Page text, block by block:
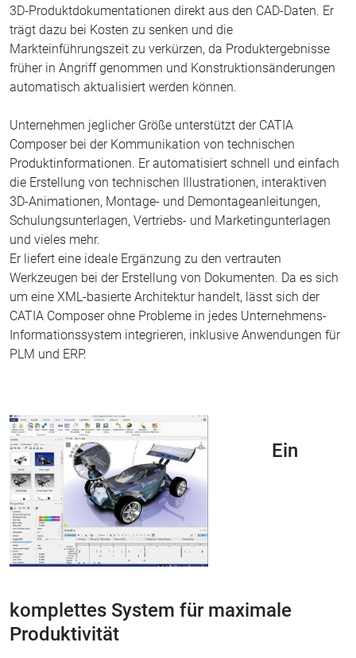
3D-Produktdokumentationen direkt aus den CAD-Daten. Er
trägt dazu bei Kosten zu senken und die
Markteinführungszeit zu verkürzen, da Produktergebnisse
früher in Angriff genommen und Konstruktionsänderungen
automatisch aktualisiert werden können.
Unternehmen jeglicher Größe unterstützt der CATIA
Composer bei der Kommunikation von technischen
Produktinformationen. Er automatisiert schnell und einfach
die Erstellung von technischen Illustrationen, interaktiven
3D-Animationen, Montage- und Demontageanleitungen,
Schulungsunterlagen, Vertriebs- und Marketingunterlagen
und vieles mehr.
Er liefert eine ideale Ergänzung zu den vertrauten
Werkzeugen bei der Erstellung von Dokumenten. Da es sich
um eine XML-basierte Architektur handelt, lässt sich der
CATIA Composer ohne Probleme in jedes Unternehmens-
Informationssystem integrieren, inklusive Anwendungen für
PLM und ERP.
Ein
komplettes System für maximale
Produktivität